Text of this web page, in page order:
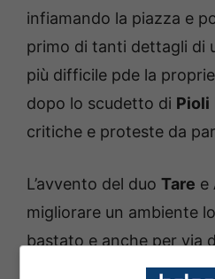
infiamando la piazza e
primo di tanti dettagli di
più difficile pde la
dopo lo scudetto di Pioli
critiche e proteste da
L’avvento del duo Tare e
migliorare un ambiente
bastato e anche per via
Ibrahimovic, il nuovo